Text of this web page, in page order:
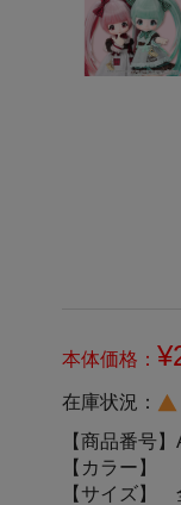
本体価格：
在庫状況：
【商品番号】
【カラー】
【サイズ】